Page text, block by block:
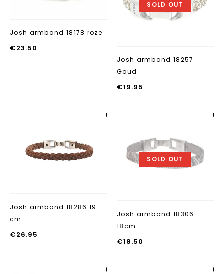
Josh armband 18178 roze
€23.50
SOLD OUT
Josh armband 18257
Goud
€19.95
Josh armband 18286 19
cm
€26.95
SOLD OUT
Josh armband 18306
18cm
€18.50